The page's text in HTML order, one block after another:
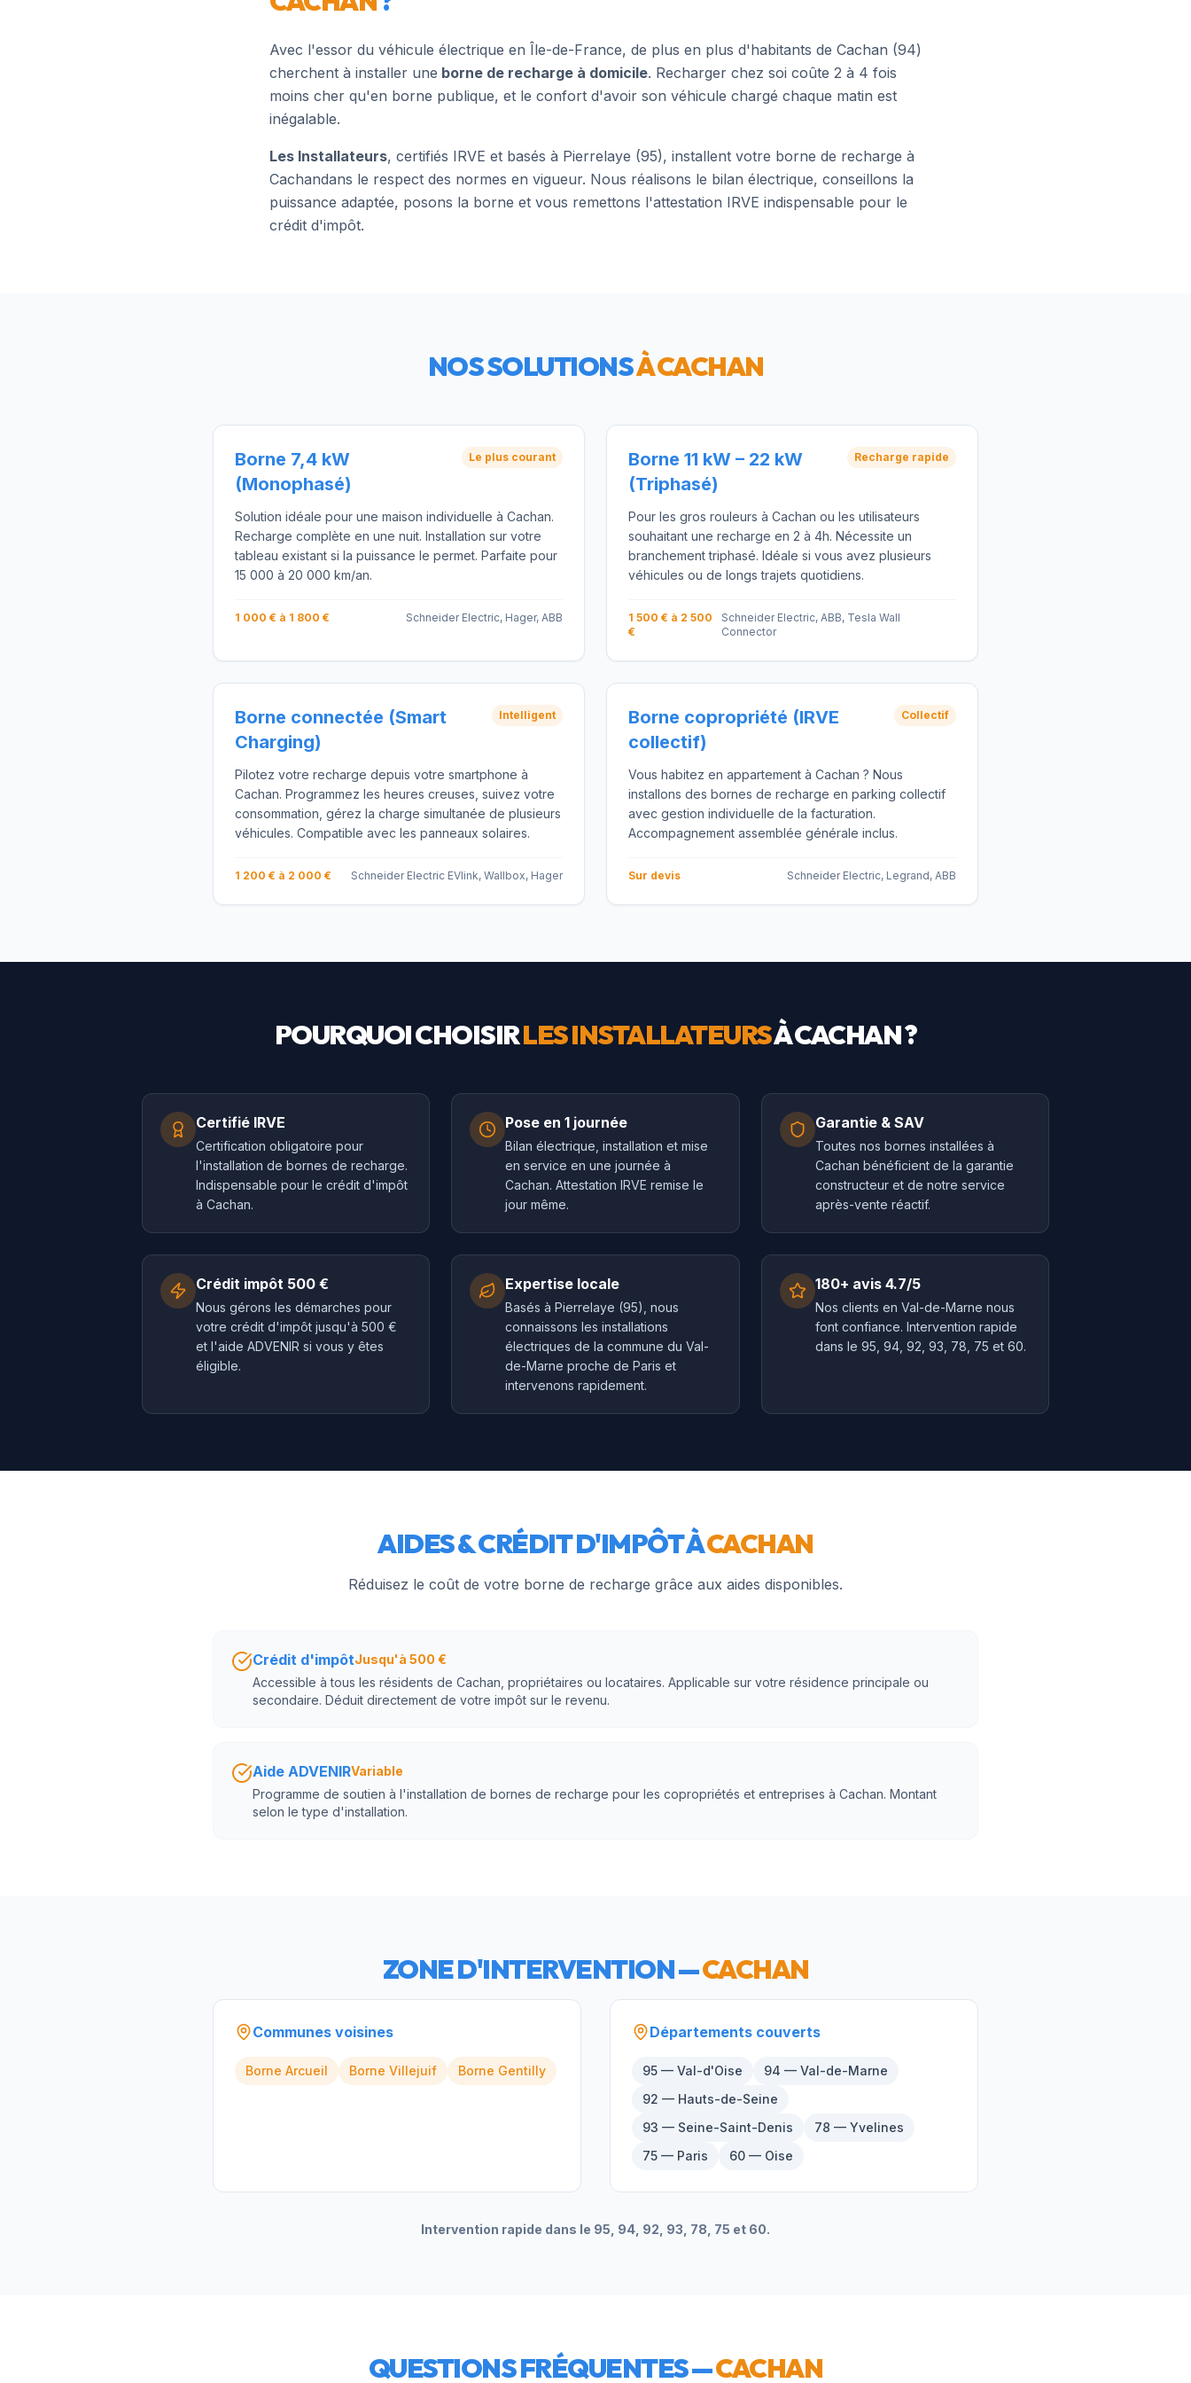
Avec l'essor du véhicule électrique en Île-de-France, de plus en plus d'habitants de Cachan (94)
cherchent à installer une borne de recharge à domicile. Recharger chez soi coûte 2 à 4 fois
moins cher qu'en borne publique, et le confort d'avoir son véhicule chargé chaque matin est
inégalable.
Les Installateurs, certifiés IRVE et basés à Pierrelaye (95), installent votre borne de recharge à
Cachandans le respect des normes en vigueur. Nous réalisons le bilan électrique, conseillons la
puissance adaptée, posons la borne et vous remettons l'attestation IRVE indispensable pour le
crédit d'impôt.
NOS SOLUTIONSÀCACHAN
Borne 7,4 kW
(Monophasé)
Le plus courant
Solution idéale pour une maison individuelle à Cachan.
Recharge complète en une nuit. Installation sur votre
tableau existant si la puissance le permet. Parfaite pour
15 000 à 20 000 km/an.
1 000 € à 1 800 € Schneider Electric, Hager, ABB
Borne 11 kW – 22 kW
(Triphasé)
Recharge rapide
Pour les gros rouleurs à Cachan ou les utilisateurs
souhaitant une recharge en 2 à 4h. Nécessite un
branchement triphasé. Idéale si vous avez plusieurs
véhicules ou de longs trajets quotidiens.
1 500 € à 2 500
€
Schneider Electric, ABB, Tesla Wall
Connector
Borne connectée (Smart
Charging)
Intelligent
Pilotez votre recharge depuis votre smartphone à
Cachan. Programmez les heures creuses, suivez votre
consommation, gérez la charge simultanée de plusieurs
véhicules. Compatible avec les panneaux solaires.
1 200 € à 2 000 € Schneider Electric EVlink, Wallbox, Hager
Borne copropriété (IRVE
collectif)
Collectif
Vous habitez en appartement à Cachan ? Nous
installons des bornes de recharge en parking collectif
avec gestion individuelle de la facturation.
Accompagnement assemblée générale inclus.
Sur devis Schneider Electric, Legrand, ABB
POURQUOI CHOISIRLES INSTALLATEURSÀCACHAN?
Certifié IRVE
Certification obligatoire pour
l'installation de bornes de recharge.
Indispensable pour le crédit d'impôt
à Cachan.
Pose en 1 journée
Bilan électrique, installation et mise
en service en une journée à
Cachan. Attestation IRVE remise le
jour même.
Garantie & SAV
Toutes nos bornes installées à
Cachan bénéficient de la garantie
constructeur et de notre service
après-vente réactif.
Crédit impôt 500 €
Nous gérons les démarches pour
votre crédit d'impôt jusqu'à 500 €
et l'aide ADVENIR si vous y êtes
éligible.
Expertise locale
Basés à Pierrelaye (95), nous
connaissons les installations
électriques de la commune du Val-
de-Marne proche de Paris et
intervenons rapidement.
180+ avis 4.7/5
Nos clients en Val-de-Marne nous
font confiance. Intervention rapide
dans le 95, 94, 92, 93, 78, 75 et 60.
AIDES & CRÉDIT D'IMPÔT ÀCACHAN
Réduisez le coût de votre borne de recharge grâce aux aides disponibles.
Crédit d'impôtJusqu'à 500 €
Accessible à tous les résidents de Cachan, propriétaires ou locataires. Applicable sur votre résidence principale ou
secondaire. Déduit directement de votre impôt sur le revenu.
Aide ADVENIRVariable
Programme de soutien à l'installation de bornes de recharge pour les copropriétés et entreprises à Cachan. Montant
selon le type d'installation.
ZONE D'INTERVENTION —CACHAN
Communes voisines
Borne Arcueil Borne Villejuif Borne Gentilly
Départements couverts
95 — Val-d'Oise
94 — Val-de-Marne
92 — Hauts-de-Seine
93 — Seine-Saint-Denis
78 — Yvelines
75 — Paris
60 — Oise
Intervention rapide dans le 95, 94, 92, 93, 78, 75 et 60.
QUESTIONS FRÉQUENTES —CACHAN